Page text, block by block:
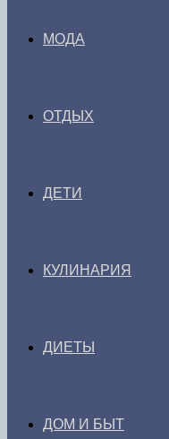
МОДА
ОТДЫХ
ДЕТИ
КУЛИНАРИЯ
ДИЕТЫ
ДОМ И БЫТ